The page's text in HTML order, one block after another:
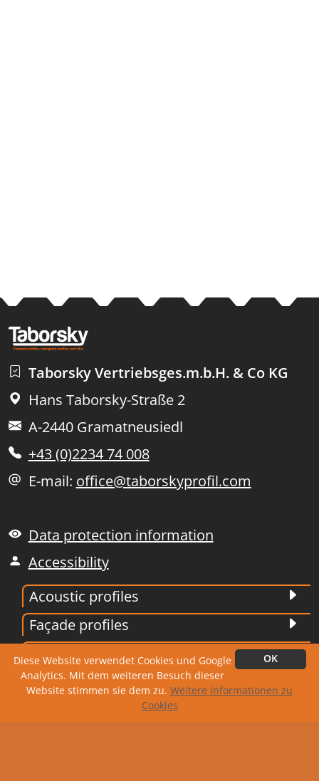
Taborsky Vertriebsges.m.b.H. & Co KG
Hans Taborsky-Straße 2
A-2440 Gramatneusiedl
+43 (0)2234 74 008
E-mail: office@taborskyprofil.com
Data protection information
Accessibility
Acoustic profiles
Façade profiles
Trapezoidal profiles
Corrugated profiles
OK
Diese Website verwendet Cookies und Google
Analytics. Mit dem weiteren Besuch dieser
Website stimmen sie dem zu. Weitere Informationen zu
Cookies